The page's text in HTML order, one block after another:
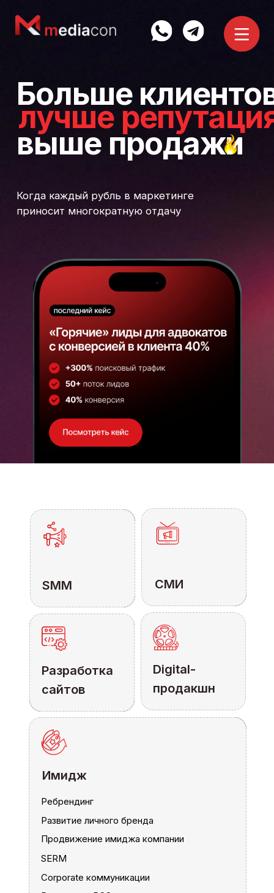
Когда каждый рубль в маркетинге
лучше репутация
выше продажи
Больше клиентов
SMM
SMM СМИ
СМИ
Разработка
сайтов
Разработка
сайтов
Digital-
продакшн
Digital-
продакшн
Имидж
Развитие личного бренда
Ребрендинг
Продвижение имиджа компании
SERM
Corporate коммуникации
Имидж
Corporate коммуникации
SERM
Продвижение имиджа компании
Ребрендинг
Развитие личного бренда